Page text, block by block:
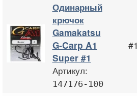
Одинарный
крючок
Gamakatsu
G-Carp A1
Super #1
Артикул:
147176-100
#1